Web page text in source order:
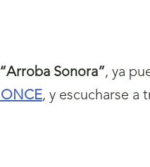
“Arroba Sonora”, ya
, y escucharse a